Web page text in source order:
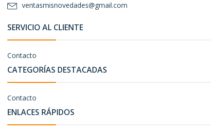
ventasmisnovedades@gmail.com
SERVICIO AL CLIENTE
Contacto
CATEGORÍAS DESTACADAS
Contacto
ENLACES RÁPIDOS